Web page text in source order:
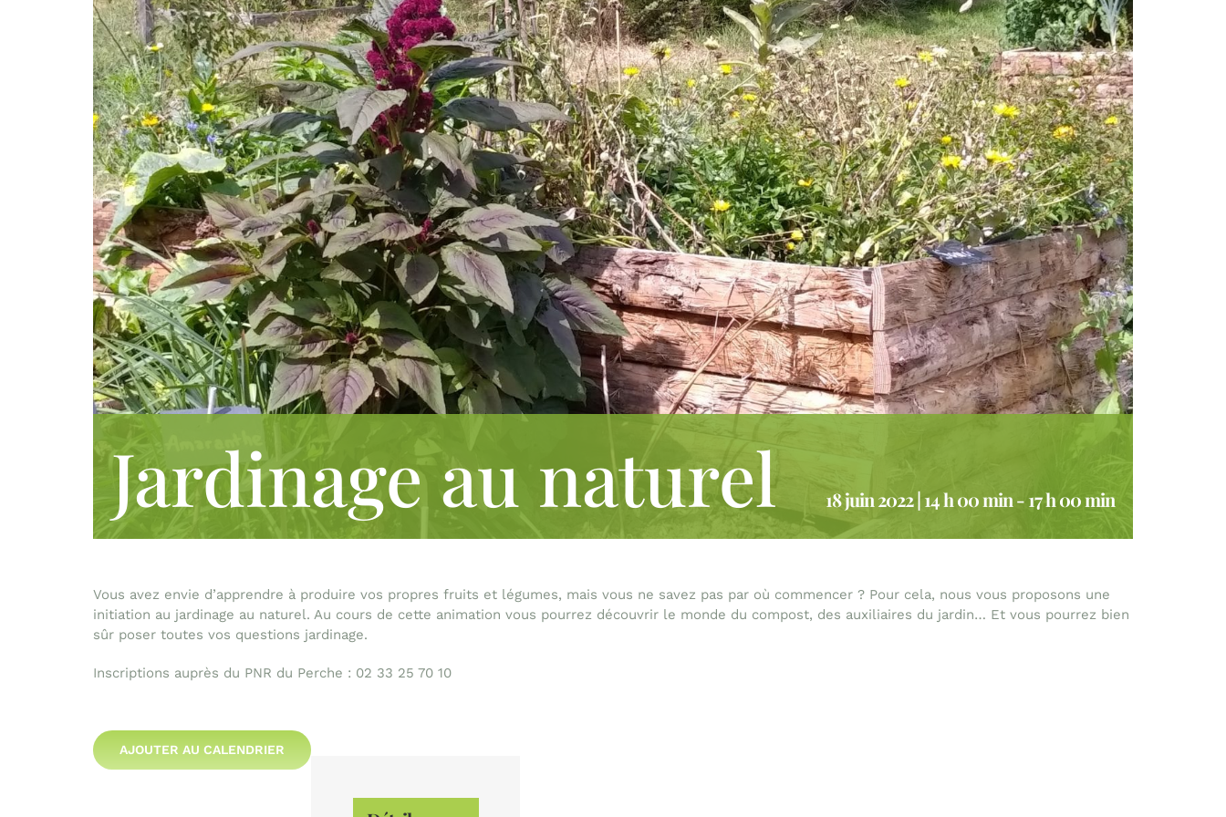
Jardinage au naturel 18 juin 2022 | 14 h 00 min-17 h 00 min
Vous avez envie d’apprendre à produire vos propres fruits et légumes, mais vous ne savez pas par où commencer ? Pour cela, nous vous proposons une
initiation au jardinage au naturel. Au cours de cette animation vous pourrez découvrir le monde du compost, des auxiliaires du jardin… Et vous pourrez bien
sûr poser toutes vos questions jardinage.
Inscriptions auprès du PNR du Perche : 02 33 25 70 10
AJOUTER AU CALENDRIER